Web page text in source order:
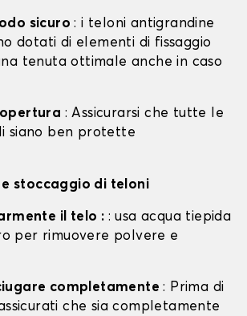
sicuro: i teloni antigrandine
dotati di elementi di fissaggio
tenuta ottimale anche in caso
: Assicurarsi che tutte le
siano ben protette
stoccaggio di teloni
il telo : : usa acqua tiepida
per rimuovere polvere e
completamente: Prima di
che sia completamente